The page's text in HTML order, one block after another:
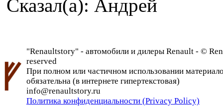
Сказал(а): Андрей
"Renaultstory" - автомобили и дилеры Renault - ©
reserved
При полном или частичном использовании
обязательна (в интернете гипертекстовая)
info@renaultstory.ru
Политика конфиденциальности (Privacy Policy)